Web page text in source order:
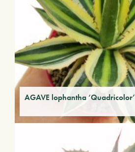
AGAVE lophantha ‘Quadricolor’